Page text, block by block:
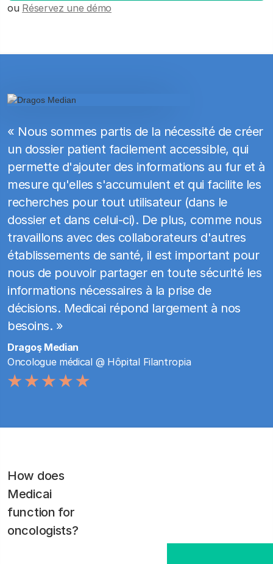
ou Réservez une démo
« Nous sommes partis de la nécessité de créer
un dossier patient facilement accessible, qui
permette d'ajouter des informations au fur et à
mesure qu'elles s'accumulent et qui facilite les
recherches pour tout utilisateur (dans le
dossier et dans celui-ci). De plus, comme nous
travaillons avec des collaborateurs d'autres
établissements de santé, il est important pour
nous de pouvoir partager en toute sécurité les
informations nécessaires à la prise de
décisions. Medicai répond largement à nos
besoins. »
Dragoş Median
Oncologue médical @ Hôpital Filantropia
How does
Medicai
function for
oncologists?